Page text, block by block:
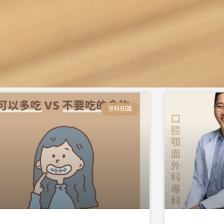
牙科知識
面 面
頁
面
頁
面
頁
面
頁
面